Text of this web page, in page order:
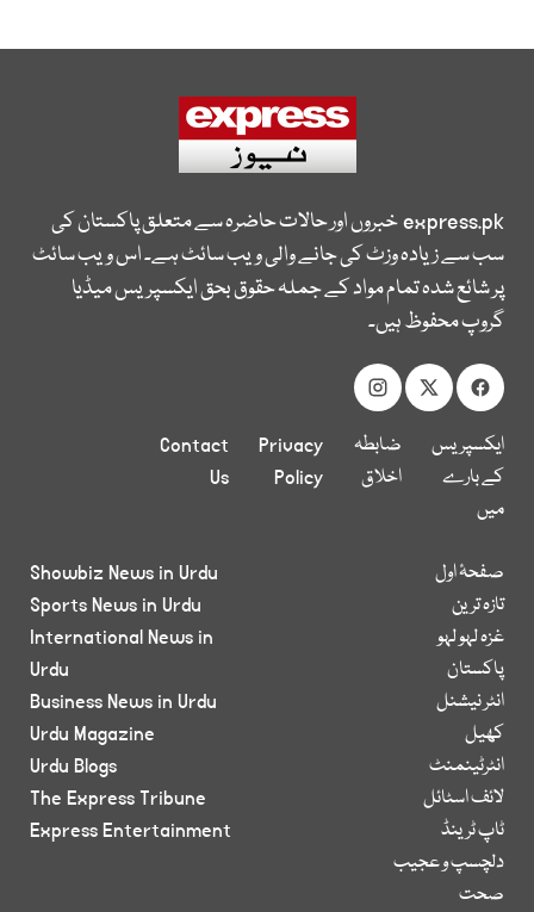
express.pkخبروں اور حالات حاضرہ سے متعلق پاکستان کی
سب سے زیادہ وزٹ کی جانے والی ویب سائٹ ہے۔ اس ویب سائٹ
پر شائع شدہ تمام مواد کے جملہ حقوق بحق ایکسپریس میڈیا
گروپ محفوظ ہیں۔
ایکسپریس
کے بارے
میں
ضابطہ
اخلاق
Privacy
Policy
Contact
Us
صفحۂ اول
تازہ ترین
غزہ لہو لہو
پاکستان
انٹر نیشنل
کھیل
انٹرٹینمنٹ
لائف اسٹائل
ٹاپ ٹرینڈ
دلچسپ و عجیب
صحت
Showbiz News in Urdu
Sports News in Urdu
International News in
Urdu
Business News in Urdu
Urdu Magazine
Urdu Blogs
The Express Tribune
Express Entertainment